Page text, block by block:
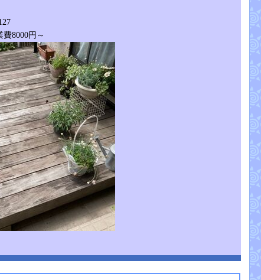
8000円～